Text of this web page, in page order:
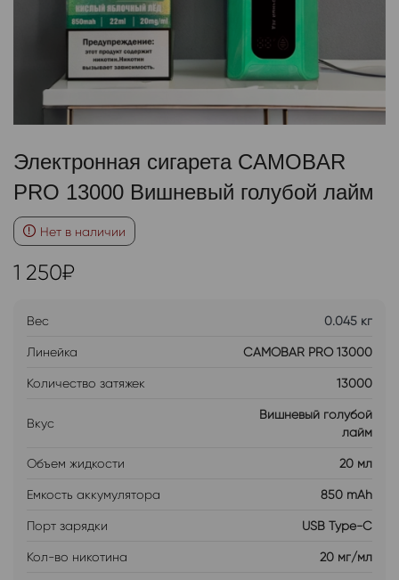
Электронная сигарета CAMOBAR
PRO 13000 Вишневый голубой лайм
Нет в наличии
1 250₽
Вес 0.045 кг
Линейка CAMOBAR PRO 13000
Количество затяжек 13000
Вкус
Вишневый голубой
лайм
Объем жидкости 20 мл
Емкость аккумулятора 850 mAh
Порт зарядки USB Type-C
Кол-во никотина 20 мг/мл